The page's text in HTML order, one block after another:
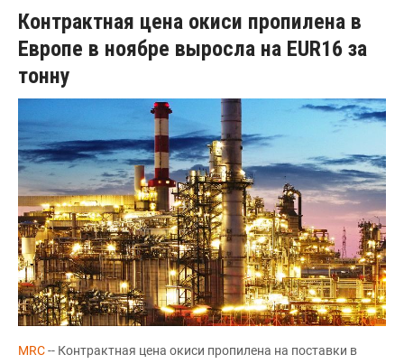
Контрактная цена окиси пропилена в
Европе в ноябре выросла на EUR16 за
тонну
MRC-- Контрактная цена окиси пропилена на поставки в